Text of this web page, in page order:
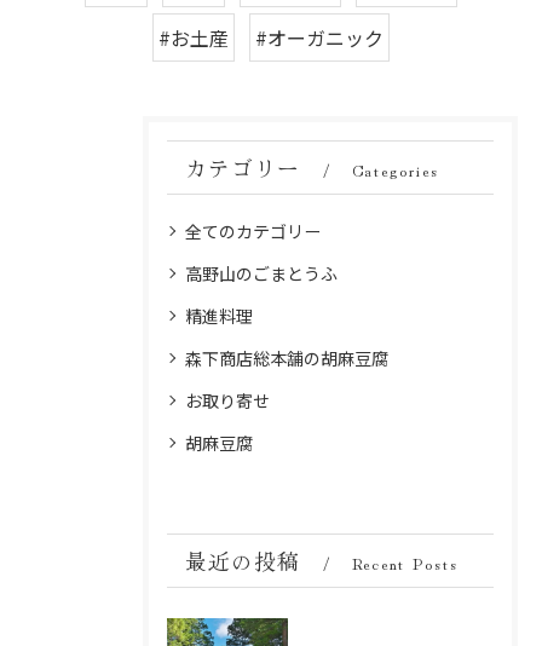
#お土産
#オーガニック
カテゴリー Categories
全てのカテゴリー
高野山のごまとうふ
精進料理
森下商店総本舗の胡麻豆腐
お取り寄せ
胡麻豆腐
最近の投稿 Recent Posts